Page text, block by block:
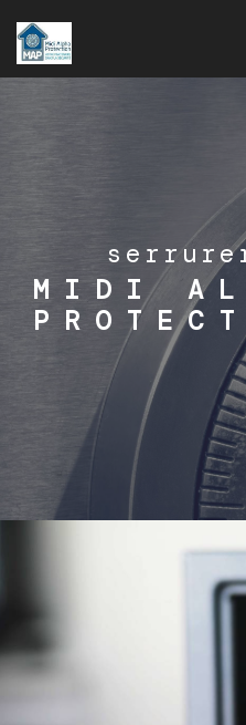
MIDI